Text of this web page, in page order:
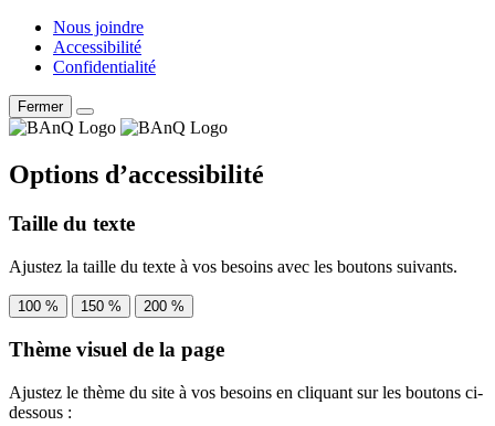
Nous joindre
Accessibilité
Confidentialité
Fermer
Options d’accessibilité
Taille du texte
Ajustez la taille du texte à vos besoins avec les boutons suivants.
100 % 150 % 200 %
Thème visuel de la page
Ajustez le thème du site à vos besoins en cliquant sur les boutons ci-
dessous :